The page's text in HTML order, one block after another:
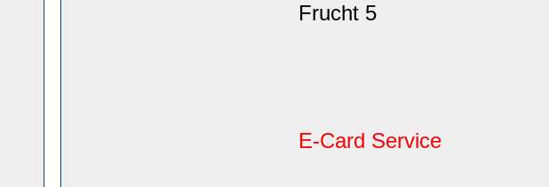
Frucht 5
E-Card Service